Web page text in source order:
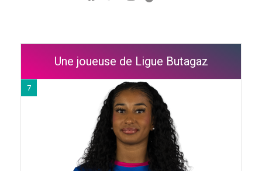
Une joueuse de Ligue Butagaz
7